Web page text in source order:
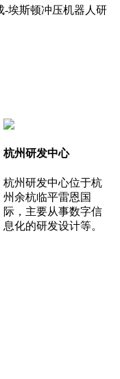
-埃斯顿冲压机器人研
杭州研发中心
杭州研发中心位于杭
州余杭临平雷恩国
际，主要从事数字信
息化的研发设计等。